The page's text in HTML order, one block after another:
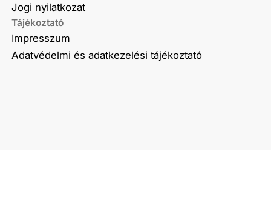
Jogi nyilatkozat
Tájékoztató
Impresszum
Adatvédelmi és adatkezelési tájékoztató